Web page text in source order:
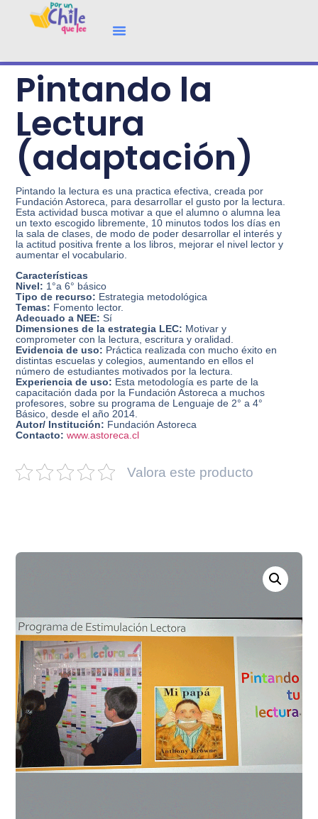
Pintando la
Lectura
(adaptación)
Pintando la lectura es una practica efectiva, creada por
Fundación Astoreca, para desarrollar el gusto por la lectura.
Esta actividad busca motivar a que el alumno o alumna lea
un texto escogido libremente, 10 minutos todos los días en
la sala de clases, de modo de poder desarrollar el interés y
la actitud positiva frente a los libros, mejorar el nivel lector y
aumentar el vocabulario.
Características
Nivel: 1°a 6° básico
Tipo de recurso: Estrategia metodológica
Temas: Fomento lector.
Adecuado a NEE: Sí
Dimensiones de la estrategia LEC: Motivar y
comprometer con la lectura, escritura y oralidad.
Evidencia de uso: Práctica realizada con mucho éxito en
distintas escuelas y colegios, aumentando en ellos el
número de estudiantes motivados por la lectura.
Experiencia de uso: Esta metodología es parte de la
capacitación dada por la Fundación Astoreca a muchos
profesores, sobre su programa de Lenguaje de 2° a 4°
Básico, desde el año 2014.
Autor/ Institución: Fundación Astoreca
Contacto: www.astoreca.cl
Valora este producto